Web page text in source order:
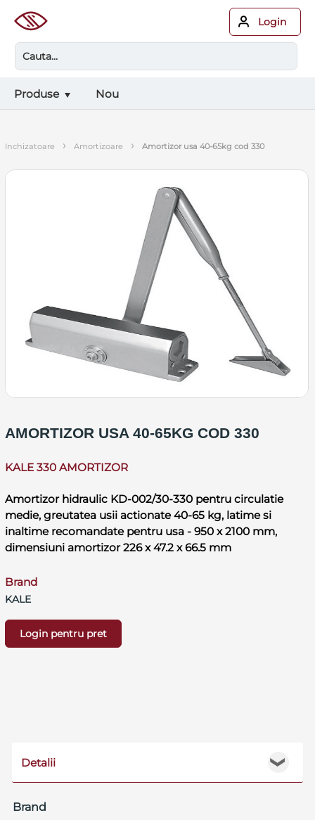
Login
Produse Nou
inchizatoare › amortizoare › amortizor usa 40-65kg cod 330
AMORTIZOR USA 40-65KG COD 330
KALE 330 AMORTIZOR
Amortizor hidraulic KD-002/30-330 pentru circulatie
medie, greutatea usii actionate 40-65 kg, latime si
inaltime recomandate pentru usa - 950 x 2100 mm,
dimensiuni amortizor 226 x 47.2 x 66.5 mm
Brand
KALE
Login pentru pret
❯
Detalii
Brand